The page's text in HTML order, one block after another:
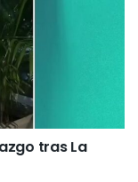
tras La